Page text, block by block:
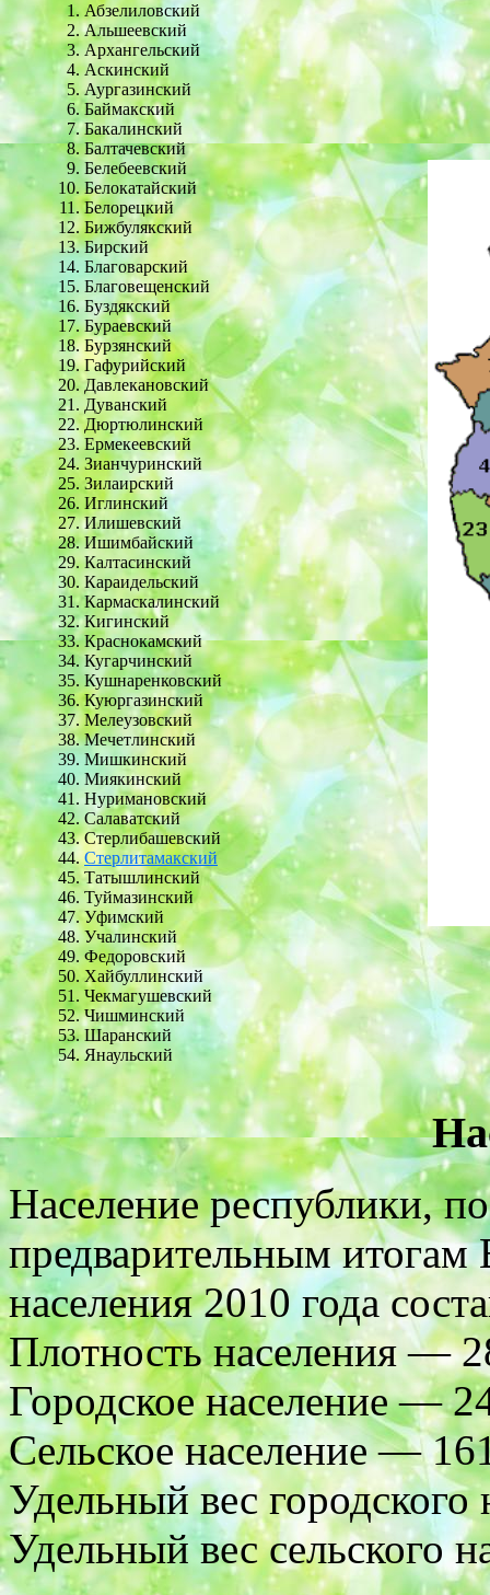
Абзелиловский
Альшеевский
Архангельский
Аскинский
Аургазинский
Баймакский
Бакалинский
Балтачевский
Белебеевский
Белокатайский
Белорецкий
Бижбулякский
Бирский
Благоварский
Благовещенский
Буздякский
Бураевский
Бурзянский
Гафурийский
Давлекановский
Дуванский
Дюртюлинский
Ермекеевский
Зианчуринский
Зилаирский
Иглинский
Илишевский
Ишимбайский
Калтасинский
Караидельский
Кармаскалинский
Кигинский
Краснокамский
Кугарчинский
Кушнаренковский
Куюргазинский
Мелеузовский
Мечетлинский
Мишкинский
Миякинский
Нуримановский
Салаватский
Стерлибашевский
Стерлитамакский
Татышлинский
Туймазинский
Уфимский
Учалинский
Федоровский
Хайбуллинский
Чекмагушевский
Чишминский
Шаранский
Янаульский
Население республики,
предварительным итогам
населения 2010 года
Плотность населения —
Городское население —
Сельское население —
Удельный вес
Удельный вес сельского